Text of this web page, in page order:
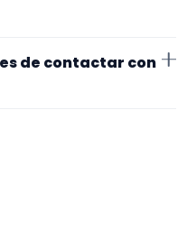
el subtipo o quítalo
mejor
de contactar con